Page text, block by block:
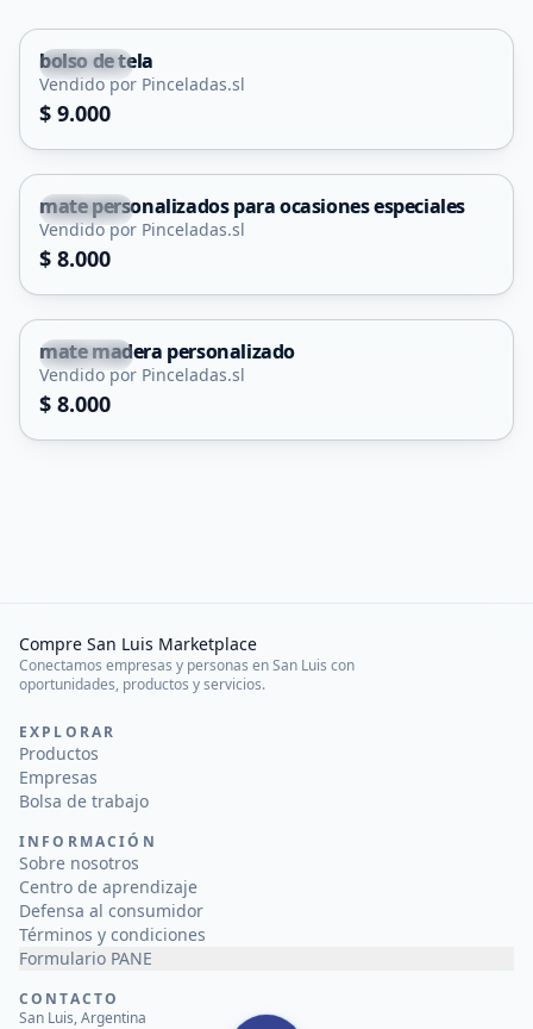
Capital
bolso de tela
Vendido por Pinceladas.sl
$ 9.000
Capital
mate personalizados para ocasiones especiales
Vendido por Pinceladas.sl
$ 8.000
Capital
mate madera personalizado
Vendido por Pinceladas.sl
$ 8.000
Compre San Luis Marketplace
Conectamos empresas y personas en San Luis con
oportunidades, productos y servicios.
EXPLORAR
Productos
Empresas
Bolsa de trabajo
INFORMACIÓN
Sobre nosotros
Centro de aprendizaje
Defensa al consumidor
Términos y condiciones
Formulario PANE
CONTACTO
San Luis, Argentina